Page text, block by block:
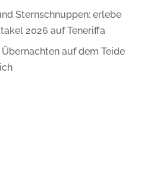
Sternschnuppen: erlebe
2026 auf Teneriffa
auf dem Teide